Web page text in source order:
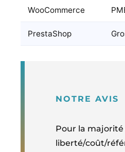
WooCommerce
PrestaShop
NOTRE AVIS
Pour la majorité
liberté/coût/